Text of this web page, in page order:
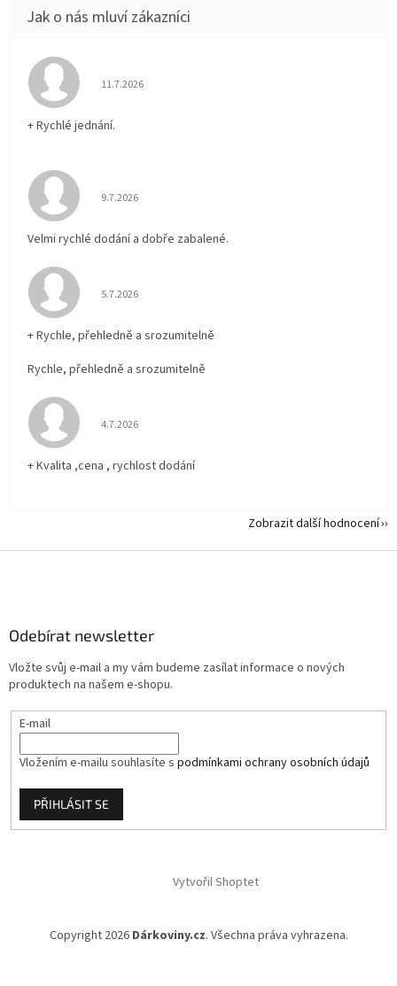
Hodnocení obchodu je 5 z 5 hvězdiček.
11.7.2026
+ Rychlé jednání.
Hodnocení obchodu je 5 z 5 hvězdiček.
9.7.2026
Velmi rychlé dodání a dobře zabalené.
Hodnocení obchodu je 5 z 5 hvězdiček.
5.7.2026
+ Rychle, přehledně a srozumitelně
Rychle, přehledně a srozumitelně
Hodnocení obchodu je 5 z 5 hvězdiček.
4.7.2026
+ Kvalita ,cena , rychlost dodání
Zobrazit další hodnocení
Odebírat newsletter
Vložte svůj e-mail a my vám budeme zasílat informace o nových
produktech na našem e-shopu.
E-mail
Vložením e-mailu souhlasíte s podmínkami ochrany osobních údajů
PŘIHLÁSIT SE
Vytvořil Shoptet
Copyright 2026 Dárkoviny.cz. Všechna práva vyhrazena.